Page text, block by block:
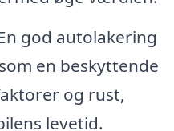
god autolakering
en beskyttende
og rust,
levetid.